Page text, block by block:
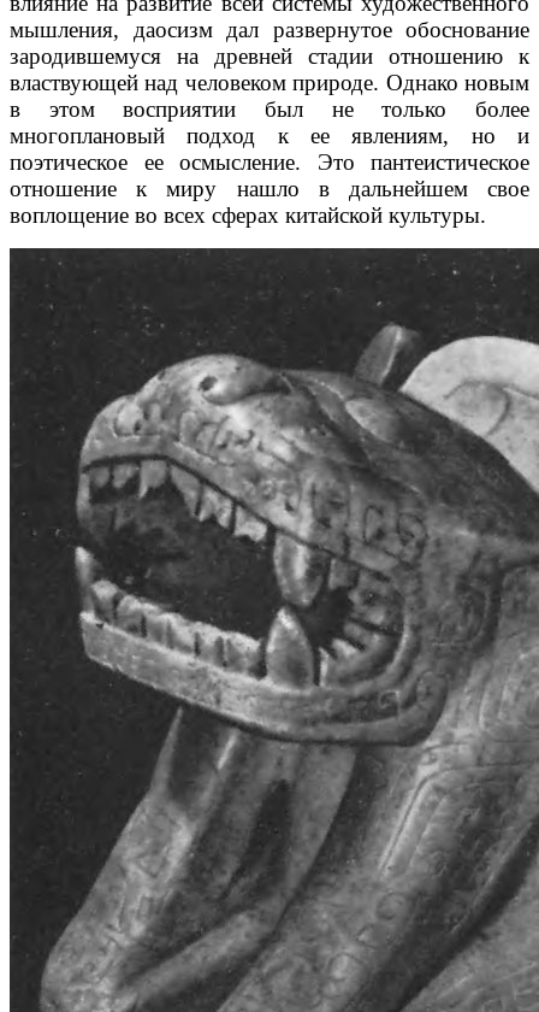
мышления, даосизм дал развернутое обоснование
зародившемуся на древней стадии отношению к
властвующей над человеком природе. Однако новым
в этом восприятии был не только более
многоплановый подход к ее явлениям, но и
поэтическое ее осмысление. Это пантеистическое
отношение к миру нашло в дальнейшем свое
воплощение во всех сферах китайской культуры.